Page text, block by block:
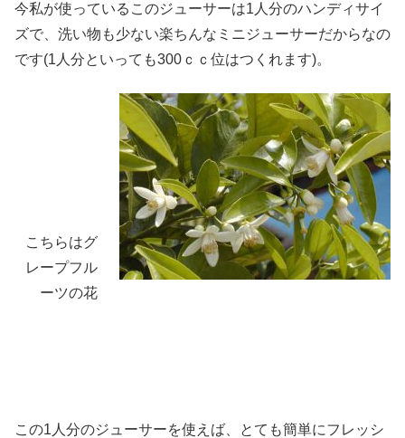
今私が使っているこのジューサーは1人分のハンディサイ
ズで、洗い物も少ない楽ちんなミニジューサーだからなの
です(1人分といっても300ｃｃ位はつくれます)。
こちらはグ
レープフル
ーツの花
この1人分のジューサーを使えば、とても簡単にフレッシ